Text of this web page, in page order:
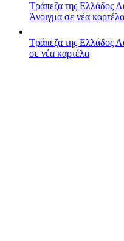
Τράπεζα της Ελλάδος
Άνοιγμα σε νέα καρτέλα
Τράπεζα της Ελλάδος
σε νέα καρτέλα